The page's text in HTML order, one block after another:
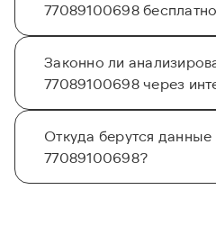
77089100698
Законно ли
77089100698 через
Откуда берутся
77089100698?